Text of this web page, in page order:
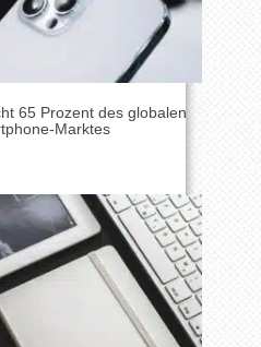
65 Prozent des globalen
Marktes